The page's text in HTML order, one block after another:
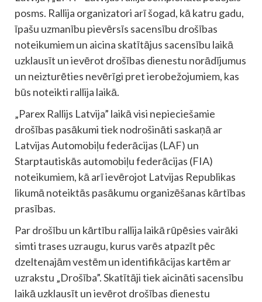
posms. Rallija organizatori arī šogad, kā katru gadu,
īpašu uzmanību pievērsīs sacensību drošības
noteikumiem un aicina skatītājus sacensību laikā
uzklausīt un ievērot drošības dienestu norādījumus
un neizturēties nevērīgi pret ierobežojumiem, kas
būs noteikti rallija laikā.
„Parex Rallijs Latvija” laikā visi nepieciešamie
drošības pasākumi tiek nodrošināti saskaņā ar
Latvijas Automobiļu federācijas (LAF) un
Starptautiskās automobiļu federācijas (FIA)
noteikumiem, kā arī ievērojot Latvijas Republikas
likumā noteiktās pasākumu organizēšanas kārtības
prasības.
Par drošību un kārtību rallija laikā rūpēsies vairāki
simti trases uzraugu, kurus varēs atpazīt pēc
dzeltenajām vestēm un identifikācijas kartēm ar
uzrakstu „Drošība”. Skatītāji tiek aicināti sacensību
laikā uzklausīt un ievērot drošības dienestu